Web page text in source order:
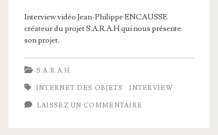
Interview vidéo Jean-Philippe ENCAUSSE
créateur du projet S.A.R.A.H qui nous présente
son projet.
S.A.R.A.H.
INTERNET DES OBJETS INTERVIEW
LAISSEZ UN COMMENTAIRE